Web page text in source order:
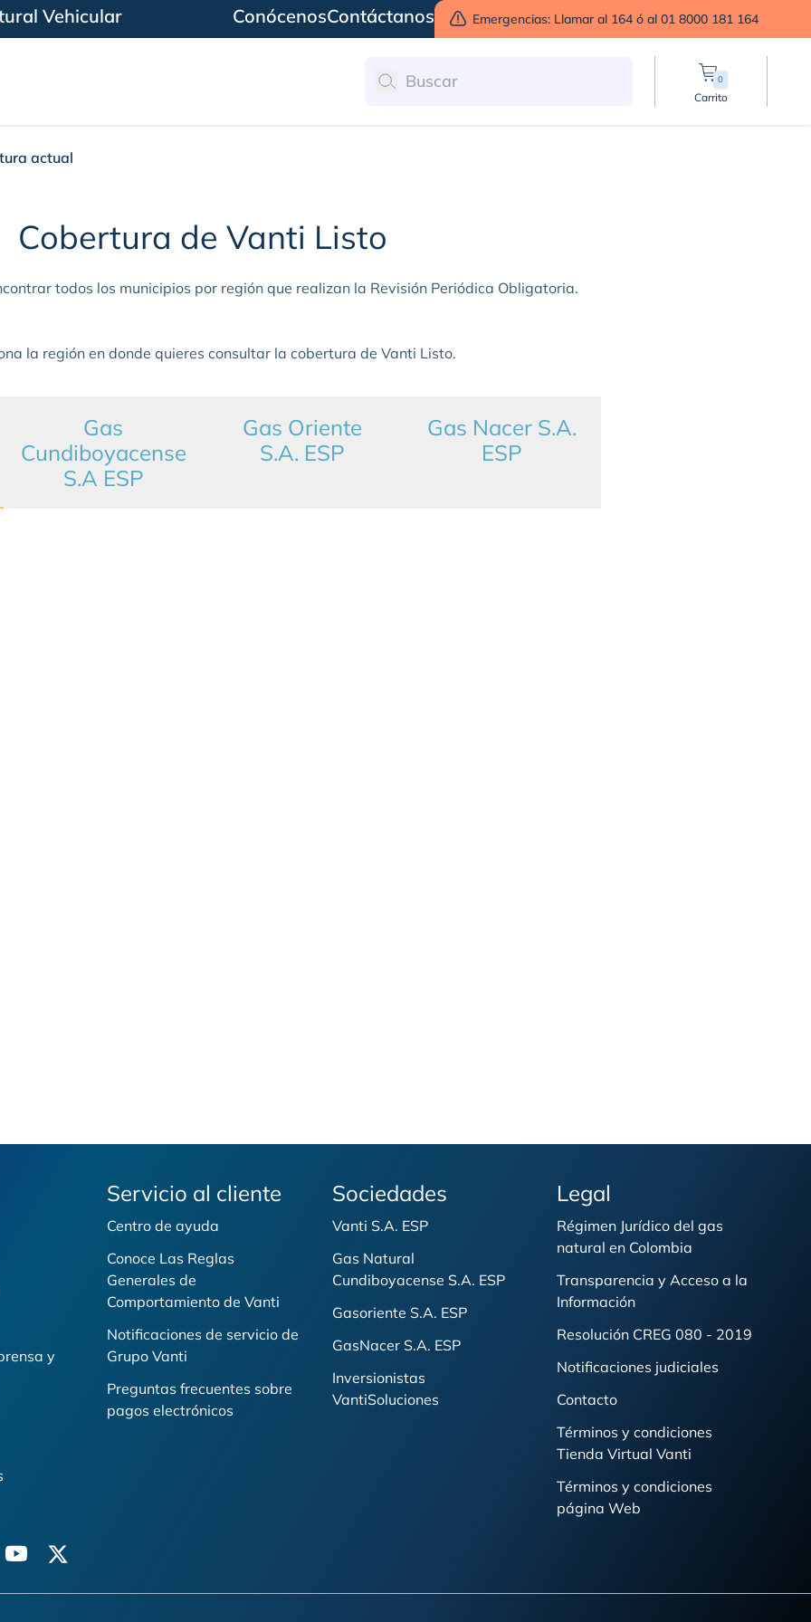
Vehicular ConócenosContáctanos Emergencias: Llamar al 164 ó al 01 8000 181 164
0
Carrito
actual
Cobertura de Vanti Listo
todos los municipios por región que realizan la Revisión Periódica Obligatoria.
la región en donde quieres consultar la cobertura de Vanti Listo.
Gas
Cundiboyacense
S.A ESP
Gas Oriente
S.A. ESP
Gas Nacer S.A.
ESP
y
Servicio al cliente
Centro de ayuda
Conoce Las Reglas
Generales de
Comportamiento de Vanti
Notificaciones de servicio de
Grupo Vanti
Preguntas frecuentes sobre
pagos electrónicos
Sociedades
Vanti S.A. ESP
Gas Natural
Cundiboyacense S.A. ESP
Gasoriente S.A. ESP
GasNacer S.A. ESP
Inversionistas
VantiSoluciones
Legal
Régimen Jurídico del gas
natural en Colombia
Transparencia y Acceso a la
Información
Resolución CREG 080 - 2019
Notificaciones judiciales
Contacto
Términos y condiciones
Tienda Virtual Vanti
Términos y condiciones
página Web
youtubetwitter